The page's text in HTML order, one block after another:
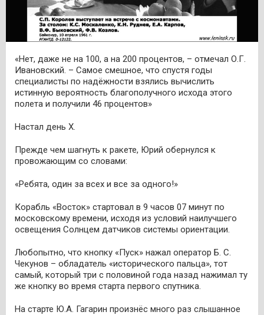
«Нет, даже не на 100, а на 200 процентов, – отмечал О.Г.
Ивановский. – Самое смешное, что спустя годы
специалисты по надёжности взялись вычислить
истинную вероятность благополучного исхода этого
полета и получили 46 процентов»
Настал день Х.
Прежде чем шагнуть к ракете, Юрий обернулся к
провожающим со словами:
«Ребята, один за всех и все за одного!»
Корабль «Восток» стартовал в 9 часов 07 минут по
московскому времени, исходя из условий наилучшего
освещения Солнцем датчиков системы ориентации.
Любопытно, что кнопку «Пуск» нажал оператор Б. С.
Чекунов – обладатель «исторического пальца», тот
самый, который три с половиной года назад нажимал ту
же кнопку во время старта первого спутника.
На старте Ю.А. Гагарин произнёс много раз слышанное